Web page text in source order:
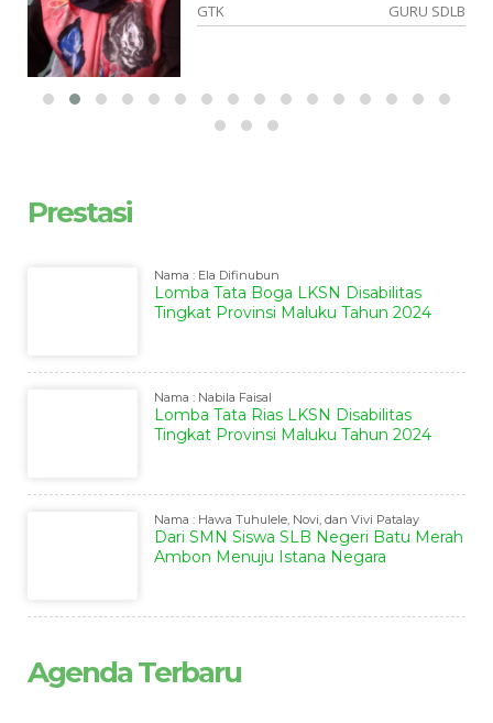
GTK
GURU SDLB
Prestasi
Nama : Ela Difinubun
Lomba Tata Boga LKSN Disabilitas
Tingkat Provinsi Maluku Tahun 2024
Nama : Nabila Faisal
Lomba Tata Rias LKSN Disabilitas
Tingkat Provinsi Maluku Tahun 2024
Nama : Hawa Tuhulele, Novi, dan Vivi Patalay
Dari SMN Siswa SLB Negeri Batu Merah
Ambon Menuju Istana Negara
Agenda Terbaru